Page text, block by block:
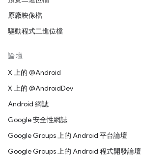
原廠映像檔
驅動程式二進位檔
論壇
X 上的 @Android
X 上的 @AndroidDev
Android 網誌
Google 安全性網誌
Google Groups 上的 Android 平台論壇
Google Groups 上的 Android 程式開發論壇